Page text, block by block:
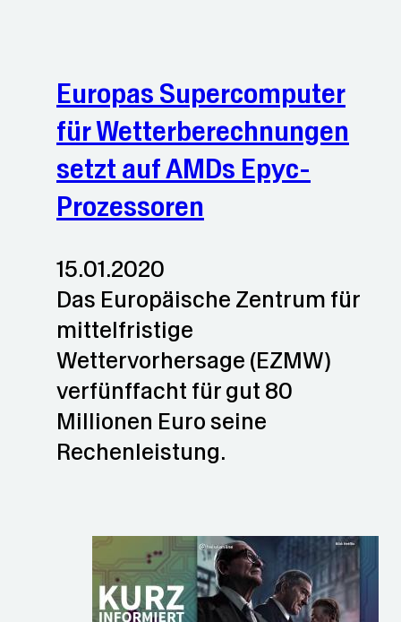
Europas Supercomputer
für Wetterberechnungen
setzt auf AMDs Epyc-
Prozessoren
15.01.2020
Das Europäische Zentrum für
mittelfristige
Wettervorhersage (EZMW)
verfünffacht für gut 80
Millionen Euro seine
Rechenleistung.